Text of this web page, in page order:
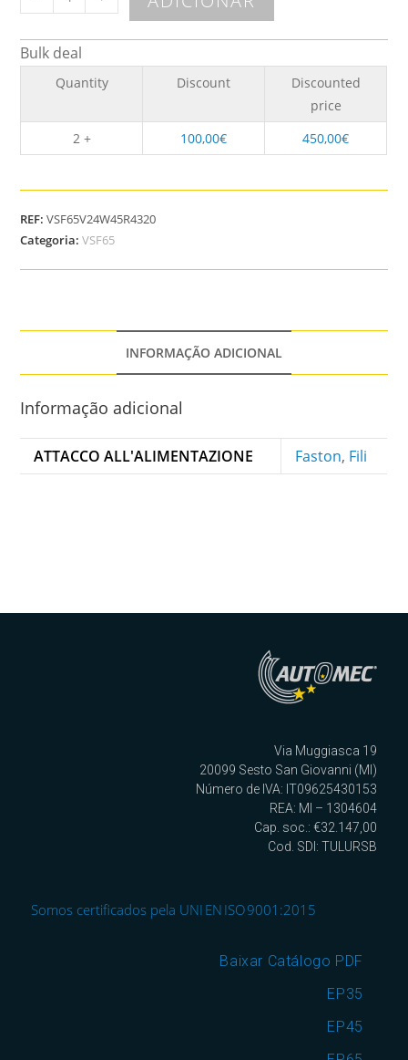
Bulk deal
Quantity Discount
Discounted
price
2 +
100,00€ 450,00€
REF:VSF65V24W45R4320
Categoria:VSF65
INFORMAÇÃO ADICIONAL
Informação adicional
ATTACCO ALL'ALIMENTAZIONE Faston, Fili
Via Muggiasca 19
20099 Sesto San Giovanni (MI)
Número de IVA: IT09625430153
REA: MI – 1304604
Cap. soc.: €32.147,00
Cod. SDI: TULURSB
Somos certificados pela UNI EN ISO 9001:2015
Baixar Catálogo PDF
EP35
EP45